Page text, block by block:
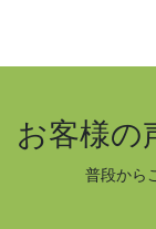
お客様の
普段から